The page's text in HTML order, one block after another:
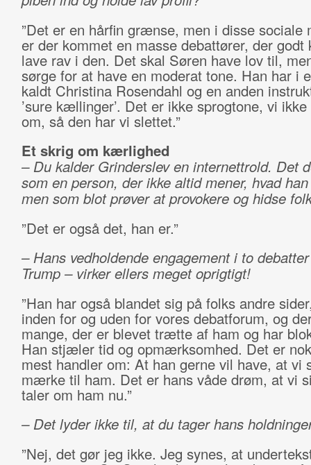
”Det er en hårfin grænse, men i disse sociale
er der kommet en masse debattører, der godt
lave rav i den. Det skal Søren have lov til,
sørge for at have en moderat tone. Han har i
kaldt Christina Rosendahl og en anden
’sure kællinger’. Det er ikke sprogtone, vi
om, så den har vi slettet.”
Et skrig om kærlighed
– Du kalder Grinderslev en internettrold. Det
som en person, der ikke altid mener, hvad
men som blot prøver at provokere og hidse
”Det er også det, han er.”
– Hans vedholdende engagement i to
Trump – virker ellers meget oprigtigt!
”Han har også blandet sig på folks andre
inden for og uden for vores debatforum, og
mange, der er blevet trætte af ham og har
Han stjæler tid og opmærksomhed. Det er
mest handler om: At han gerne vil have, at vi
mærke til ham. Det er hans våde drøm, at vi
taler om ham nu.”
– Det lyder ikke til, at du tager hans
”Nej, det gør jeg ikke. Jeg synes, at